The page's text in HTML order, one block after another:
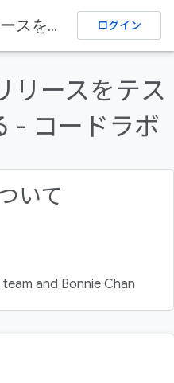
追加する
App Bundle のリリースをテスターに配布する - コードラボ ログイン
リースをテス
- コードラボ
いて
and Bonnie Chan